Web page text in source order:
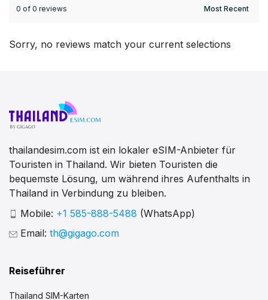
0 of 0 reviews
Sorry, no reviews match your current selections
thailandesim.com ist ein lokaler eSIM-Anbieter für
Touristen in Thailand. Wir bieten Touristen die
bequemste Lösung, um während ihres Aufenthalts in
Thailand in Verbindung zu bleiben.
Mobile: +1 585-888-5488 (WhatsApp)
Email: th@gigago.com
Reiseführer
Thailand SIM-Karten